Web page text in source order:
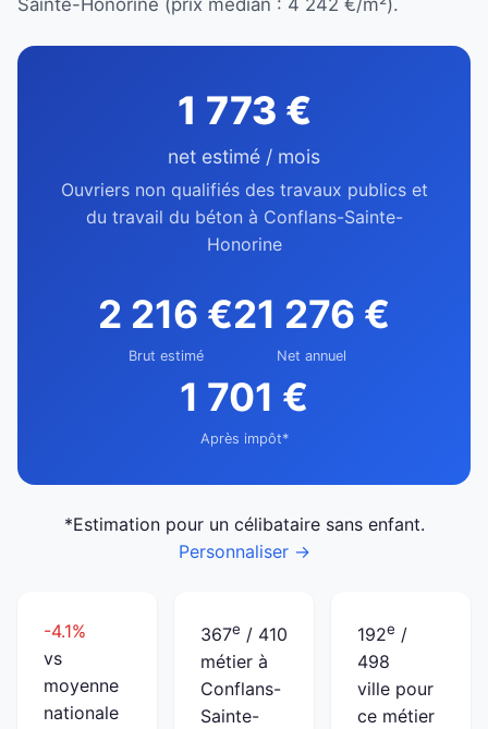
1 773 €
net estimé / mois
Ouvriers non qualifiés des travaux publics et
du travail du béton à Conflans-Sainte-
Honorine
2 216 €
Brut estimé
21 276 €
Net annuel
1 701 €
Après impôt*
*Estimation pour un célibataire sans enfant.
Personnaliser →
-4.1%
vs
moyenne
nationale
367e / 410
métier à
Conflans-
Sainte-
192e /
498
ville pour
ce métier